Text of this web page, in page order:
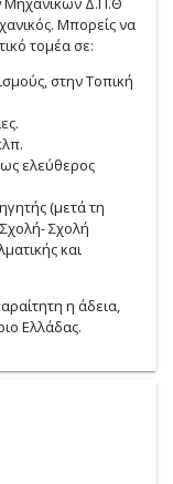
Μπορείς να
τομέα σε:
στην Τοπική
ελεύθερος
(μετά τη
Σχολή
και
η άδεια,
Ελλάδας.